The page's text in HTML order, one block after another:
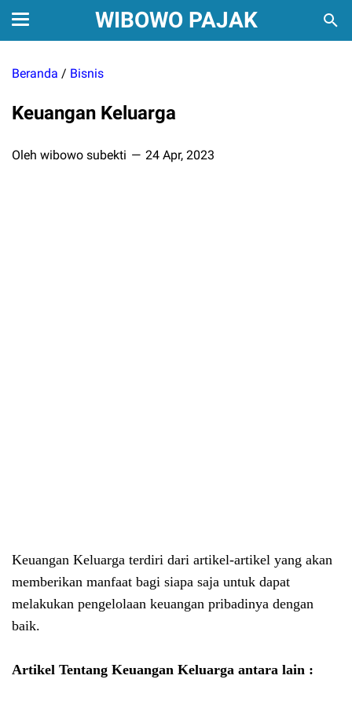
WIBOWO PAJAK
Beranda / Bisnis
Keuangan Keluarga
Oleh wibowo subekti 24 Apr, 2023
Keuangan Keluarga terdiri dari artikel-artikel yang akan
memberikan manfaat bagi siapa saja untuk dapat
melakukan pengelolaan keuangan pribadinya dengan
baik.
Artikel Tentang Keuangan Keluarga antara lain :